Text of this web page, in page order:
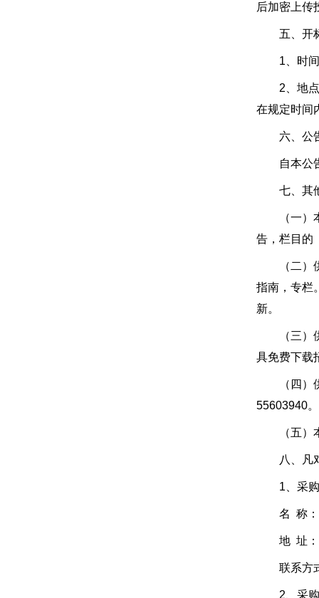
后加密上传
五、开
1、时间
2、地点：
在规定时间
六、公
自本公告
七、其
（一）本
告，栏目的
（二）供
指南，专栏
新。
（三）供
具免费下载
（四）供
55603940。
（五）本
八、凡对
1、采购
名 称：
地 址：
联系方式
2、采购